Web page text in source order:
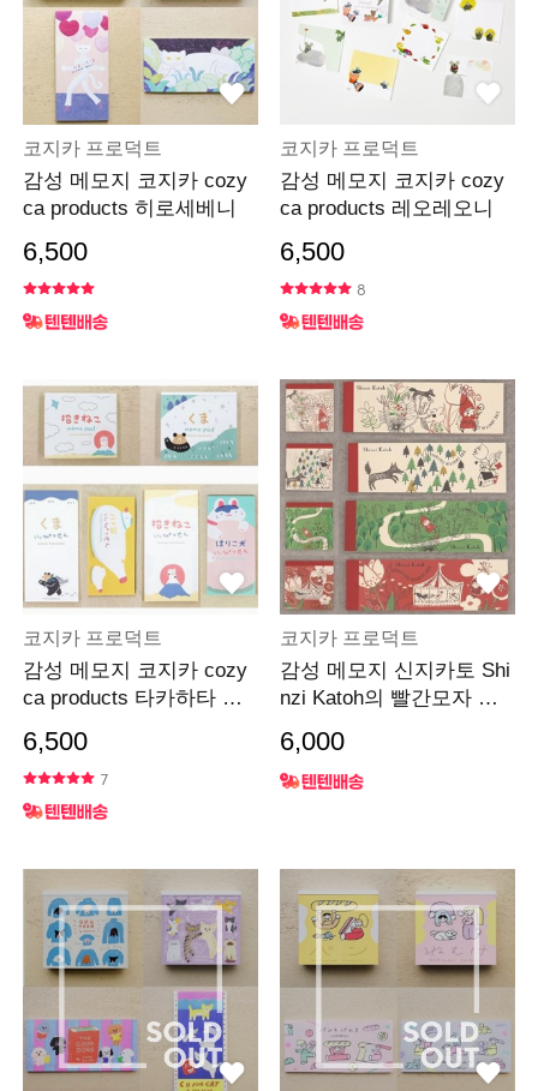
코지카 프로덕트
감성 메모지 코지카 cozy
ca products 히로세베니
6,500
코지카 프로덕트
감성 메모지 코지카 cozy
ca products 레오레오니
6,500
8
코지카 프로덕트
감성 메모지 코지카 cozy
ca products 타카하타 마
6,500
7
코지카 프로덕트
감성 메모지 신지카토 Shi
nzi Katoh의 빨간모자 시
6,000